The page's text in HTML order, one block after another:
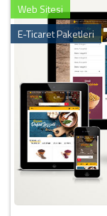
Web Sitesi
E-Ticaret Paketleri